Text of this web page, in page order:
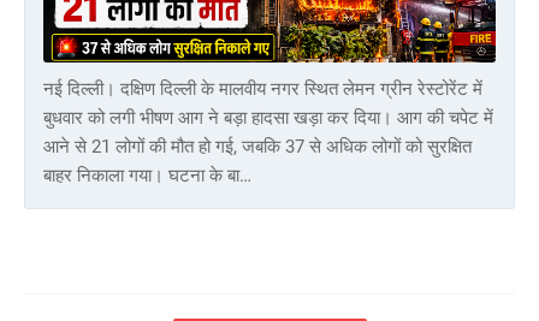
नई दिल्ली। दक्षिण दिल्ली के मालवीय नगर स्थित लेमन ग्रीन रेस्टोरेंट में
बुधवार को लगी भीषण आग ने बड़ा हादसा खड़ा कर दिया। आग की चपेट में
आने से 21 लोगों की मौत हो गई, जबकि 37 से अधिक लोगों को सुरक्षित
बाहर निकाला गया। घटना के बा…